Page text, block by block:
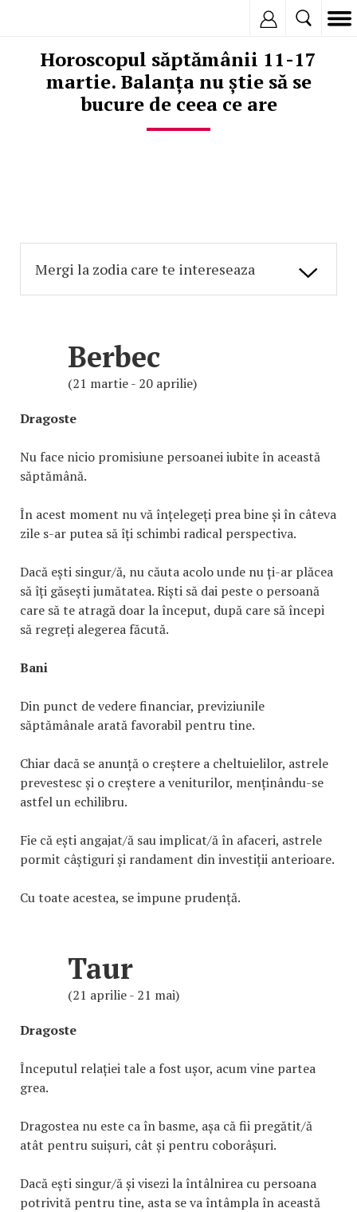
Horoscopul săptămânii 11-17
martie. Balanța nu știe să se
bucure de ceea ce are
Berbec
(21 martie - 20 aprilie)
Dragoste
Nu face nicio promisiune persoanei iubite în această
săptămână.
În acest moment nu vă înțelegeți prea bine și în câteva
zile s-ar putea să îți schimbi radical perspectiva.
Dacă ești singur/ă, nu căuta acolo unde nu ți-ar plăcea
să îți găsești jumătatea. Riști să dai peste o persoană
care să te atragă doar la început, după care să începi
să regreți alegerea făcută.
Bani
Din punct de vedere financiar, previziunile
săptămânale arată favorabil pentru tine.
Chiar dacă se anunță o creștere a cheltuielilor, astrele
prevestesc și o creștere a veniturilor, menținându-se
astfel un echilibru.
Fie că ești angajat/ă sau implicat/ă în afaceri, astrele
pormit câștiguri și randament din investiții anterioare.
Cu toate acestea, se impune prudență.
Taur
(21 aprilie - 21 mai)
Dragoste
Începutul relației tale a fost ușor, acum vine partea
grea.
Dragostea nu este ca în basme, așa că fii pregătit/ă
atât pentru suișuri, cât și pentru coborâșuri.
Dacă ești singur/ă și visezi la întâlnirea cu persoana
potrivită pentru tine, asta se va întâmpla în această